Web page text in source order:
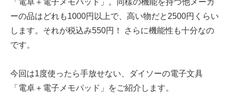
「電卓＋電子メモパッド」。同樣の機能を持つ他メーカ
ーの品はどれも1000円以上で、高い物だと2500円くらい
します。それが税込み550円！ さらに機能性も十分なの
です。
今回は1度使ったら手放せない、ダイソーの電子文具
「電卓＋電子メモパッド」をご紹介します。